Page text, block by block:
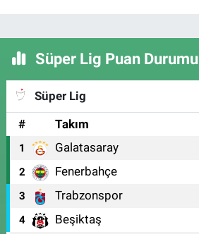
Süper Lig Puan Durumu
Süper Lig
#
Takım
1 Galatasaray
2 Fenerbahçe
3 Trabzonspor
4 Beşiktaş